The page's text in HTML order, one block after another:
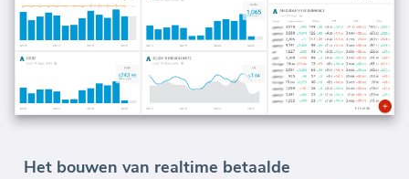
Het bouwen van realtime betaalde